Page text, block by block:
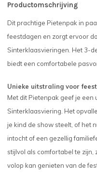
Productomschrijving
Dit prachtige Pietenpak in
feestdagen en zorgt ervoor
Sinterklaasvieringen. Het 3-
biedt een comfortabele
Unieke uitstraling voor
Met dit Pietenpak geef je een
Sinterklaasviering. Het
je kind de show steelt, of het
intocht of een gezellig
stijlvol als comfortabel te zijn,
volop kan genieten van de